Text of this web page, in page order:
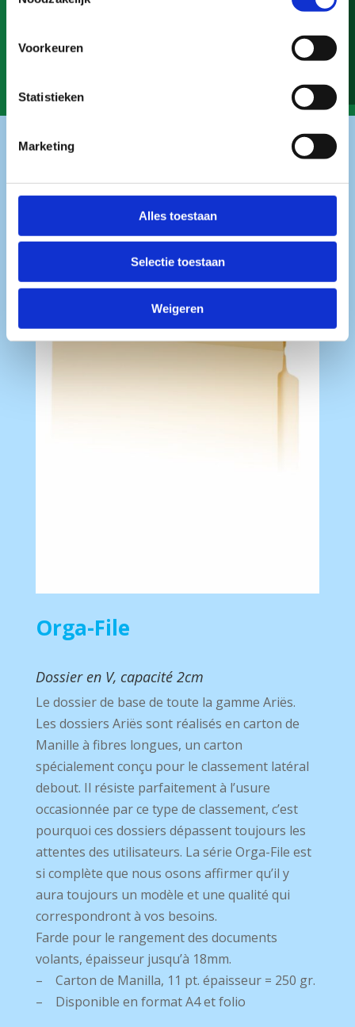
Voorkeuren
Statistieken
Marketing
Alles toestaan
Selectie toestaan
Weigeren
FSC implémentés pour la production de la pâte
la vente des troncs d’arbres et des copeaux de
Orga-File
Dossier en V, capacité 2cm
Le dossier de base de toute la gamme Ariës.
Les dossiers Ariës sont réalisés en carton de
Manille à fibres longues, un carton
spécialement conçu pour le classement latéral
debout. Il résiste parfaitement à l’usure
occasionnée par ce type de classement, c’est
pourquoi ces dossiers dépassent toujours les
attentes des utilisateurs. La série Orga-File est
si complète que nous osons affirmer qu’il y
aura toujours un modèle et une qualité qui
correspondront à vos besoins.
Farde pour le rangement des documents
volants, épaisseur jusqu’à 18mm.
– Carton de Manilla, 11 pt. épaisseur = 250 gr.
– Disponible en format A4 et folio